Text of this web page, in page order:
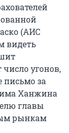
(АИС
видеть
угонов,
письмо за
Ханжина
главы
рынкам